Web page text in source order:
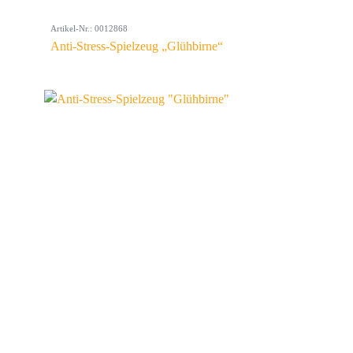
Artikel-Nr.: 0012868
Anti-Stress-Spielzeug „Glühbirne“